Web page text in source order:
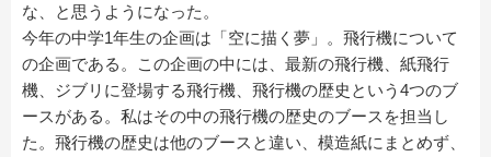
な、と思うようになった。
今年の中学1年生の企画は「空に描く夢」。飛行機について
の企画である。この企画の中には、最新の飛行機、紙飛行
機、ジブリに登場する飛行機、飛行機の歴史という4つのブ
ースがある。私はその中の飛行機の歴史のブースを担当し
た。飛行機の歴史は他のブースと違い、模造紙にまとめず、